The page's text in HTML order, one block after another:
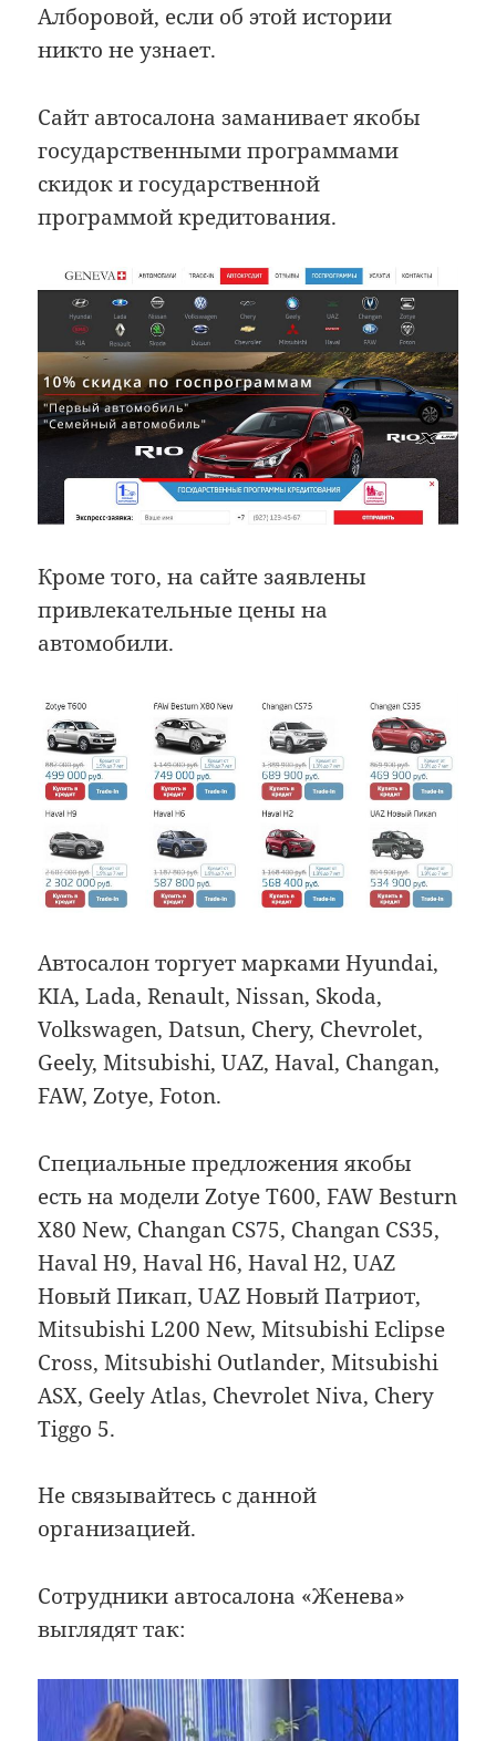
Алборовой, если об этой истории
никто не узнает.
Сайт автосалона заманивает якобы
государственными программами
скидок и государственной
программой кредитования.
Кроме того, на сайте заявлены
привлекательные цены на
автомобили.
Автосалон торгует марками Hyundai,
KIA, Lada, Renault, Nissan, Skoda,
Volkswagen, Datsun, Chery, Chevrolet,
Geely, Mitsubishi, UAZ, Haval, Changan,
FAW, Zotye, Foton.
Специальные предложения якобы
есть на модели Zotye T600, FAW Besturn
X80 New, Changan CS75, Changan CS35,
Haval H9, Haval H6, Haval H2, UAZ
Новый Пикап, UAZ Новый Патриот,
Mitsubishi L200 New, Mitsubishi Eclipse
Cross, Mitsubishi Outlander, Mitsubishi
ASX, Geely Atlas, Chevrolet Niva, Chery
Tiggo 5.
Не связывайтесь с данной
организацией.
Сотрудники автосалона «Женева»
выглядят так: